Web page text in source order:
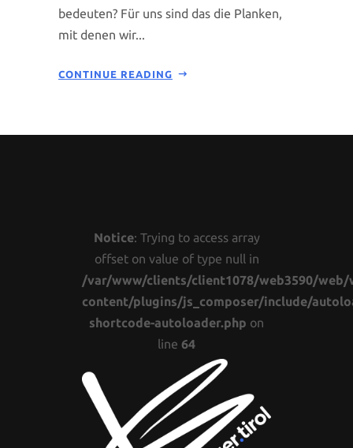
bedeuten? Für uns sind das die Planken,
mit denen wir...
CONTINUE READING
Notice: Trying to access array
offset on value of type null in
/var/www/clients/client1078/web3590/web/
content/plugins/js_composer/include/
shortcode-autoloader.php on
line 64